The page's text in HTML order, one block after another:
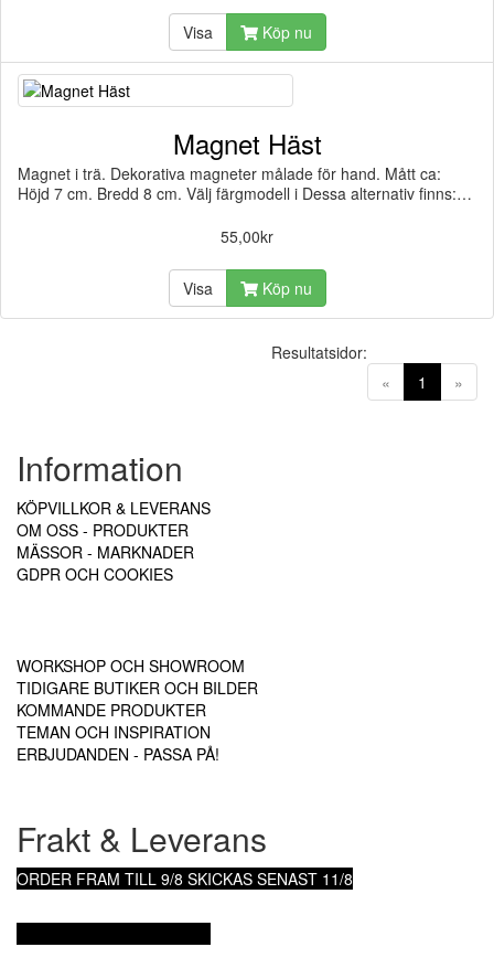
Visa Köp nu
Magnet Häst
Magnet i trä. Dekorativa magneter målade för hand. Mått ca:
Höjd 7 cm. Bredd 8 cm. Välj färgmodell i Dessa alternativ finns:…
55,00kr
Visa Köp nu
« 1 (current)
»
Resultatsidor:
Information
KÖPVILLKOR & LEVERANS
OM OSS - PRODUKTER
MÄSSOR - MARKNADER
GDPR OCH COOKIES
WORKSHOP OCH SHOWROOM
TIDIGARE BUTIKER OCH BILDER
KOMMANDE PRODUKTER
TEMAN OCH INSPIRATION
ERBJUDANDEN - PASSA PÅ!
Frakt & Leverans
ORDER FRAM TILL 9/8 SKICKAS SENAST 11/8